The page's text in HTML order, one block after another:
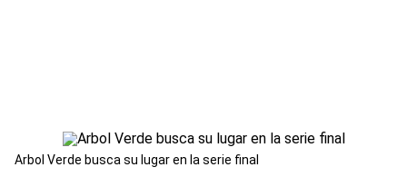
Arbol Verde busca su lugar en la serie final